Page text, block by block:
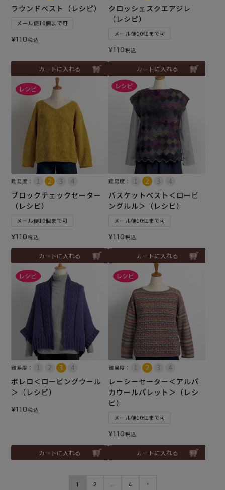
ラウンドベスト（レシピ）
メール便10個まで可
¥110税込
カートに入れる
クロッシェスクエアジレ
（レシピ）
メール便10個まで可
¥110税込
カートに入れる
難易度：
ブロックチェックセーター
（レシピ）
メール便10個まで可
¥110税込
カートに入れる
難易度：
バスケットベスト＜ロービ
ングルル＞（レシピ）
メール便10個まで可
¥110税込
カートに入れる
難易度：
ボレロ＜ロービングウール
＞（レシピ）
¥110税込
カートに入れる
難易度：
レーシーセーター＜アルパ
カウールパレット＞（レシ
ピ）
メール便10個まで可
¥110税込
カートに入れる
1 2 4